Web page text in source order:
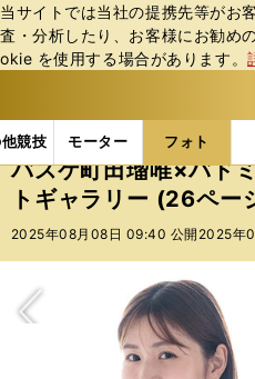
当サイトでは当社の提携先等がお
査・分析したり、お客様にお勧め
okie を使⽤する場合があります。
競技 モーター フォト
b
ス
ポ
ル
バ
フォトギャラリー コ
バスケ町田瑠唯×バド
トギャラリー (26ペー
2025年08月08日 09:40 公開 2025年